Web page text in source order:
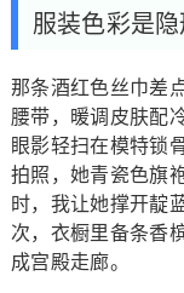
服装色彩是
那条酒红色丝巾差
腰带，暖调皮肤配
眼影轻扫在模特锁
拍照，她青瓷色旗
时，我让她撑开靛
次，衣橱里备条香
成宫殿走廊。